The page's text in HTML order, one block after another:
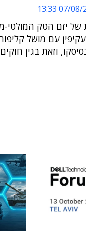
07/08/
של יזם הטק המולטי-
וזאת בגין